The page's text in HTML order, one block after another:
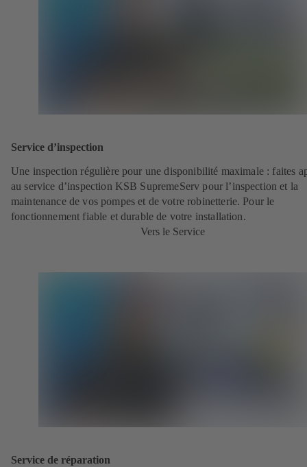
Service d’inspection
Une inspection régulière pour une disponibilité maximale : faites
au service d’inspection KSB SupremeServ pour l’inspection et la
maintenance de vos pompes et de votre robinetterie. Pour le
fonctionnement fiable et durable de votre installation.
Vers le Service
Service de réparation